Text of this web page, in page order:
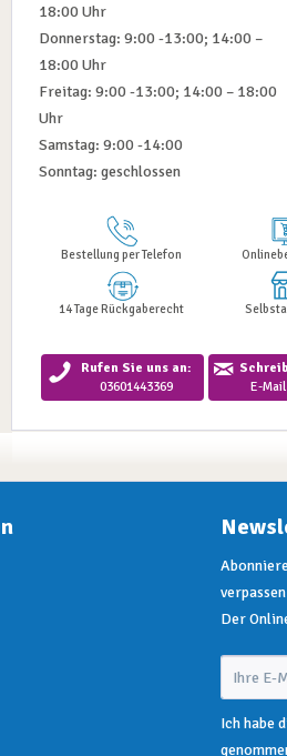
18:00 Uhr
Donnerstag: 9:00 -13:00; 14:00 –
18:00 Uhr
Freitag: 9:00 -13:00; 14:00 – 18:00
Uhr
Samstag: 9:00 -14:00
Sonntag: geschlossen
Bestellung per Telefon
14 Tage Rückgaberecht
Rufen Sie uns an:
03601443369
E-
Der
Ich habe